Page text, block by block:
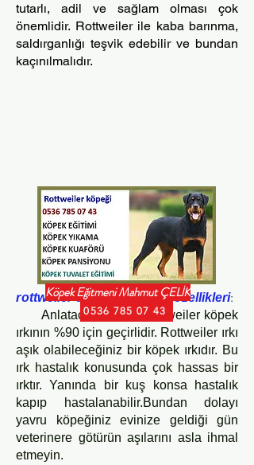
tutarlı, adil ve sağlam olması çok
önemlidir. Rottweiler ile kaba barınma,
saldırganlığı teşvik edebilir ve bundan
kaçınılmalıdır.
rottweiler cinsi köpeklerin özellikleri:
Anlatacaklarım bu rottweiler köpek
ırkının %90 için geçirlidir. Rottweiler ırkı
aşık olabileceğiniz bir köpek ırkıdır. Bu
ırk hastalık konusunda çok hassas bir
ırktır. Yanında bir kuş konsa hastalık
kapıp hastalanabilir.Bundan dolayı
yavru köpeğiniz evinize geldiği gün
veterinere götürün aşılarını asla ihmal
etmeyin.
Köpek Eğitmeni Mahmut ÇELİK
0536 785 07 43